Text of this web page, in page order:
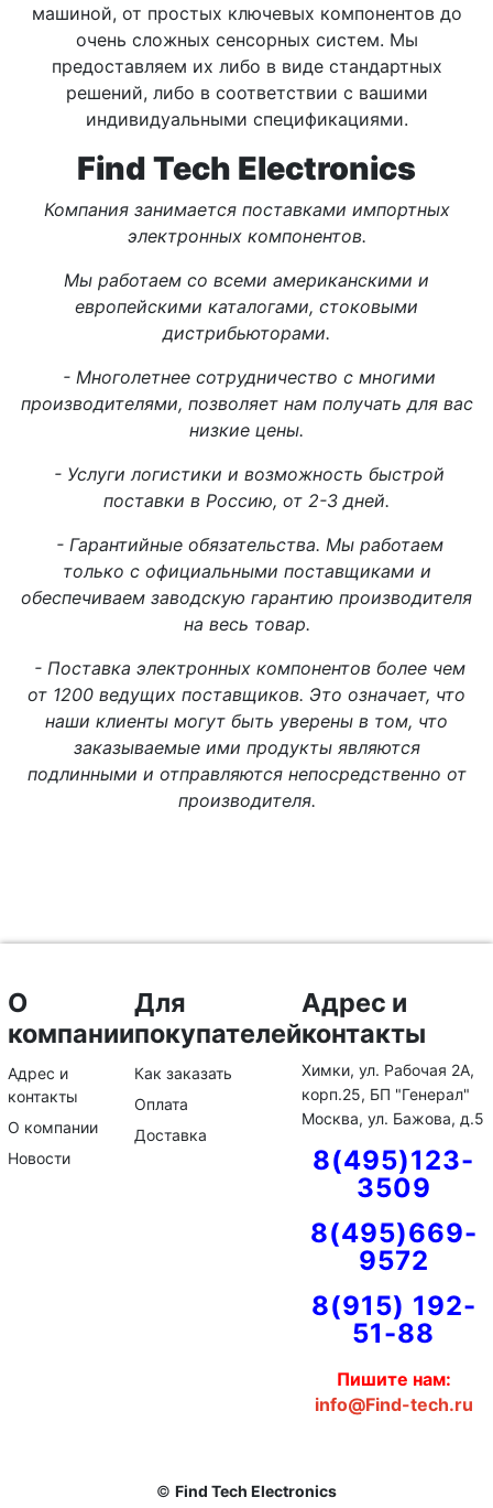
машиной, от простых ключевых компонентов до
очень сложных сенсорных систем. Мы
предоставляем их либо в виде стандартных
решений, либо в соответствии с вашими
индивидуальными спецификациями.
Find Tech Electronics
Компания занимается поставками импортных
электронных компонентов.
Мы работаем со всеми американскими и
европейскими каталогами, стоковыми
дистрибьюторами.
- Многолетнее сотрудничество с многими
производителями, позволяет нам получать для вас
низкие цены.
- Услуги логистики и возможность быстрой
поставки в Россию, от 2-3 дней.
- Гарантийные обязательства. Мы работаем
только с официальными поставщиками и
обеспечиваем заводскую гарантию производителя
на весь товар.
- Поставка электронных компонентов более чем
от 1200 ведущих поставщиков. Это означает, что
наши клиенты могут быть уверены в том, что
заказываемые ими продукты являются
подлинными и отправляются непосредственно от
производителя.
О
компании
Адрес и
контакты
О компании
Новости
Для
покупателей
Как заказать
Оплата
Доставка
Адрес и
контакты
Химки, ул. Рабочая 2А,
корп.25, БП "Генерал"
Москва, ул. Бажова, д.5
8(495)123-
3509
8(495)669-
9572
8(915) 192-
51-88
Пишите нам:
info@Find-tech.ru
© Find Tech Electronics